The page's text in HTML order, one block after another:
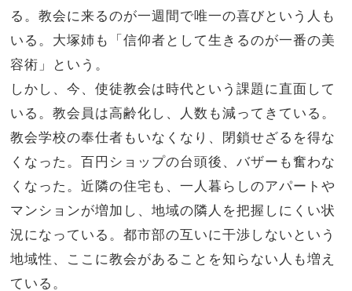
る。教会に来るのが一週間で唯一の喜びという人も
いる。大塚姉も「信仰者として生きるのが一番の美
容術」という。
しかし、今、使徒教会は時代という課題に直面して
いる。教会員は高齢化し、人数も減ってきている。
教会学校の奉仕者もいなくなり、閉鎖せざるを得な
くなった。百円ショップの台頭後、バザーも奮わな
くなった。近隣の住宅も、一人暮らしのアパートや
マンションが増加し、地域の隣人を把握しにくい状
況になっている。都市部の互いに干渉しないという
地域性、ここに教会があることを知らない人も増え
ている。